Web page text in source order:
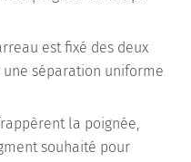
est fixé des deux
séparation uniforme
la poignée,
souhaité pour